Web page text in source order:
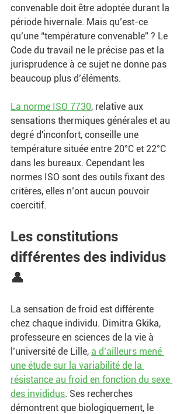
convenable doit être adoptée durant la
période hivernale. Mais qu’est-ce
qu’une “température convenable” ? Le
Code du travail ne le précise pas et la
jurisprudence à ce sujet ne donne pas
beaucoup plus d’éléments.
La norme ISO 7730, relative aux
sensations thermiques générales et au
degré d'inconfort, conseille une
température située entre 20°C et 22°C
dans les bureaux. Cependant les
normes ISO sont des outils fixant des
critères, elles n’ont aucun pouvoir
coercitif.
Les constitutions
différentes des individus
👤
La sensation de froid est différente
chez chaque individu. Dimitra Gkika,
professeure en sciences de la vie à
l’université de Lille, a d’ailleurs mené
une étude sur la variabilité de la
résistance au froid en fonction du sexe
des invididus. Ses recherches
démontrent que biologiquement, le